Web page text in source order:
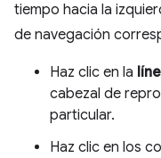
tiempo hacia la
de navegación
Haz clic en la
cabezal de
particular.
Haz clic en los